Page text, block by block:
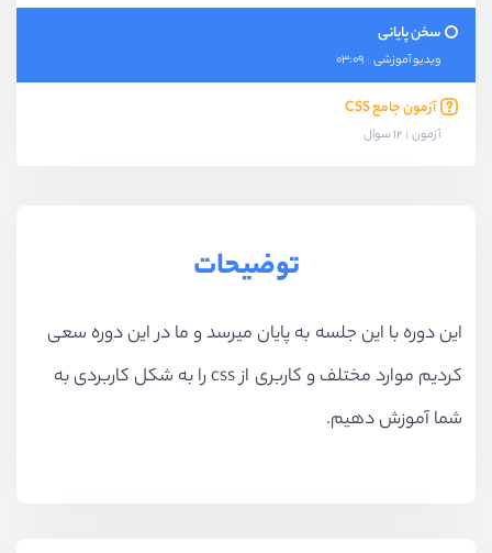
سخن پایانی
ویدیو آموزشی 03:09
آزمون جامع CSS
آزمون 12 سوال
توضیحات
این دوره با این جلسه به پایان میرسد و ما در این دوره سعی
کردیم موارد مختلف و کاربری از css را به شکل کاربردی به
شما آموزش دهیم.